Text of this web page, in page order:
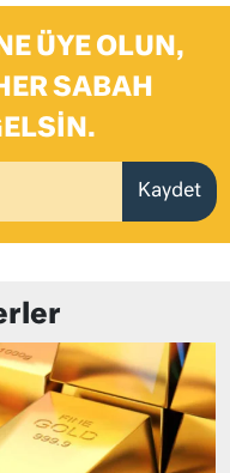
ÜYE OLUN,
SABAH
Kaydet